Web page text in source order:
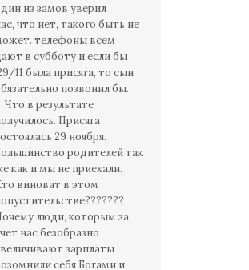
из замов уверил
что нет, такого быть не
телефоны всем
в субботу и если бы
11 была присяга, то сын
позвонил бы.
Что в результате
Присяга
29 ноября.
родителей так
как и мы не приехали.
виноват в этом
люди, которым за
нас безобразно
зарплаты
себя Богами и